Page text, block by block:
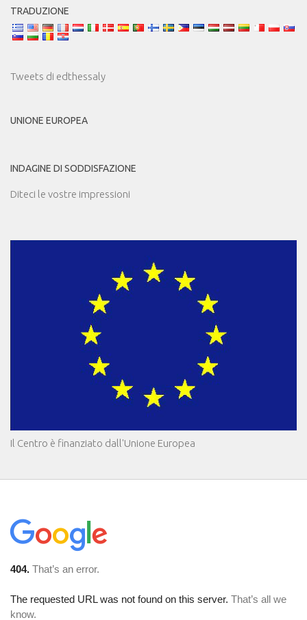
TRADUZIONE
Tweets di edthessaly
UNIONE EUROPEA
INDAGINE DI SODDISFAZIONE
Diteci le vostre impressioni
Il Centro è finanziato dall'Unione Europea